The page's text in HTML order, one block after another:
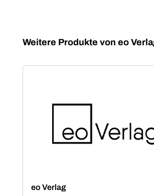
Produktgalerie überspringen
Weitere Produkte von eo
eo Verlag